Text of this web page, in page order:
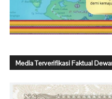
Media Terverifikasi Faktual